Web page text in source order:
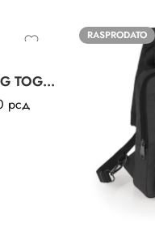
Ranac za vrtić GROWING TOGETHER pink ENSO
рсд
RASPRODATO